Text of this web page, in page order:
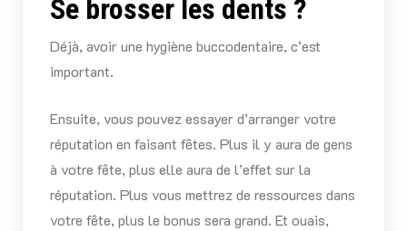
Se brosser les dents ?
Déjà, avoir une hygiène buccodentaire, c’est
important.
Ensuite, vous pouvez essayer d’arranger votre
réputation en faisant fêtes. Plus il y aura de gens
à votre fête, plus elle aura de l’effet sur la
réputation. Plus vous mettrez de ressources dans
votre fête, plus le bonus sera grand. Et ouais,